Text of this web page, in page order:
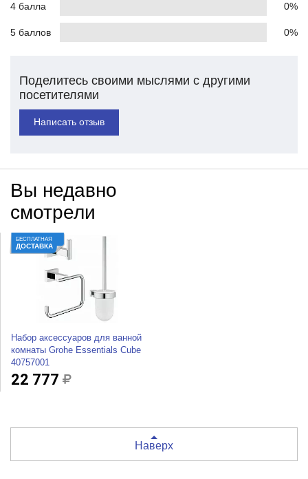
4 балла 0%
5 баллов 0%
Поделитесь своими мыслями с другими
посетителями
Написать отзыв
Вы недавно
смотрели
БЕСПЛАТНАЯ
ДОСТАВКА
Набор аксессуаров для ванной
комнаты Grohe Essentials Cube
40757001
22 777
Наверх